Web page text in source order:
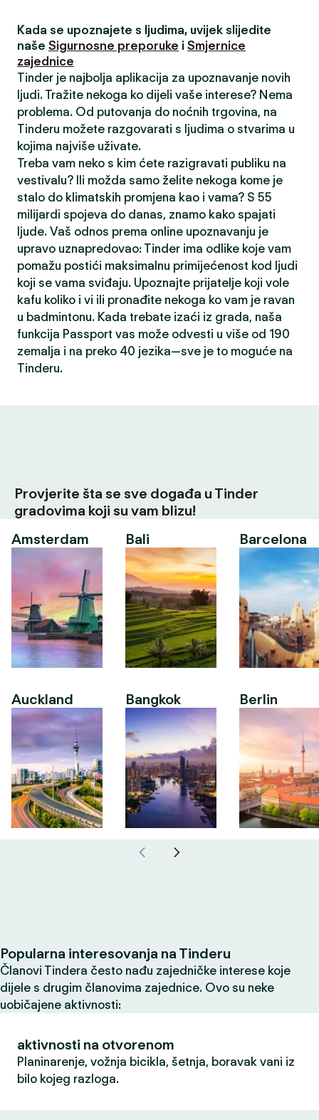
Kada se upoznajete s ljudima, uvijek slijedite
naše Sigurnosne preporuke i Smjernice
zajednice
Tinder je najbolja aplikacija za upoznavanje novih
ljudi. Tražite nekoga ko dijeli vaše interese? Nema
problema. Od putovanja do noćnih trgovina, na
Tinderu možete razgovarati s ljudima o stvarima u
kojima najviše uživate.
Treba vam neko s kim ćete razigravati publiku na
vestivalu? Ili možda samo želite nekoga kome je
stalo do klimatskih promjena kao i vama? S 55
milijardi spojeva do danas, znamo kako spajati
ljude. Vaš odnos prema online upoznavanju je
upravo uznapredovao: Tinder ima odlike koje vam
pomažu postići maksimalnu primijećenost kod ljudi
koji se vama sviđaju. Upoznajte prijatelje koji vole
kafu koliko i vi ili pronađite nekoga ko vam je ravan
u badmintonu. Kada trebate izaći iz grada, naša
funkcija Passport vas može odvesti u više od 190
zemalja i na preko 40 jezika—sve je to moguće na
Tinderu.
Provjerite šta se sve događa u Tinder
gradovima koji su vam blizu!
Amsterdam
Auckland
Bali
Bangkok
Barcelona
Berlin
Popularna interesovanja na Tinderu
Članovi Tindera često nađu zajedničke interese koje
dijele s drugim članovima zajednice. Ovo su neke
uobičajene aktivnosti:
aktivnosti na otvorenom
Planinarenje, vožnja bicikla, šetnja, boravak vani iz
bilo kojeg razloga.